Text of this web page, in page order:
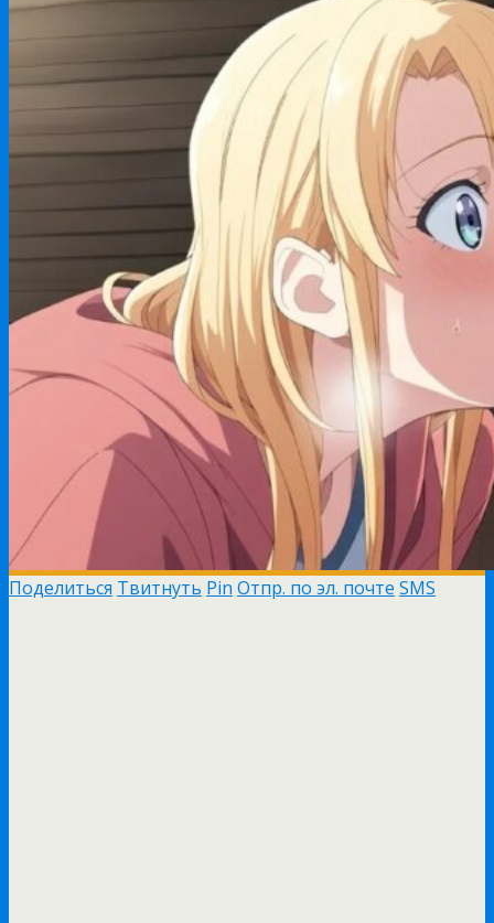
Поделиться Твитнуть Pin Отпр. по эл. почте SMS